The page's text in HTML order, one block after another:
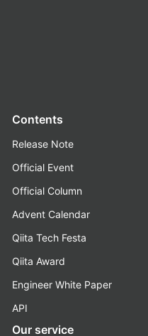
Contents
Release Note
Official Event
Official Column
Advent Calendar
Qiita Tech Festa
Qiita Award
Engineer White Paper
API
Our service